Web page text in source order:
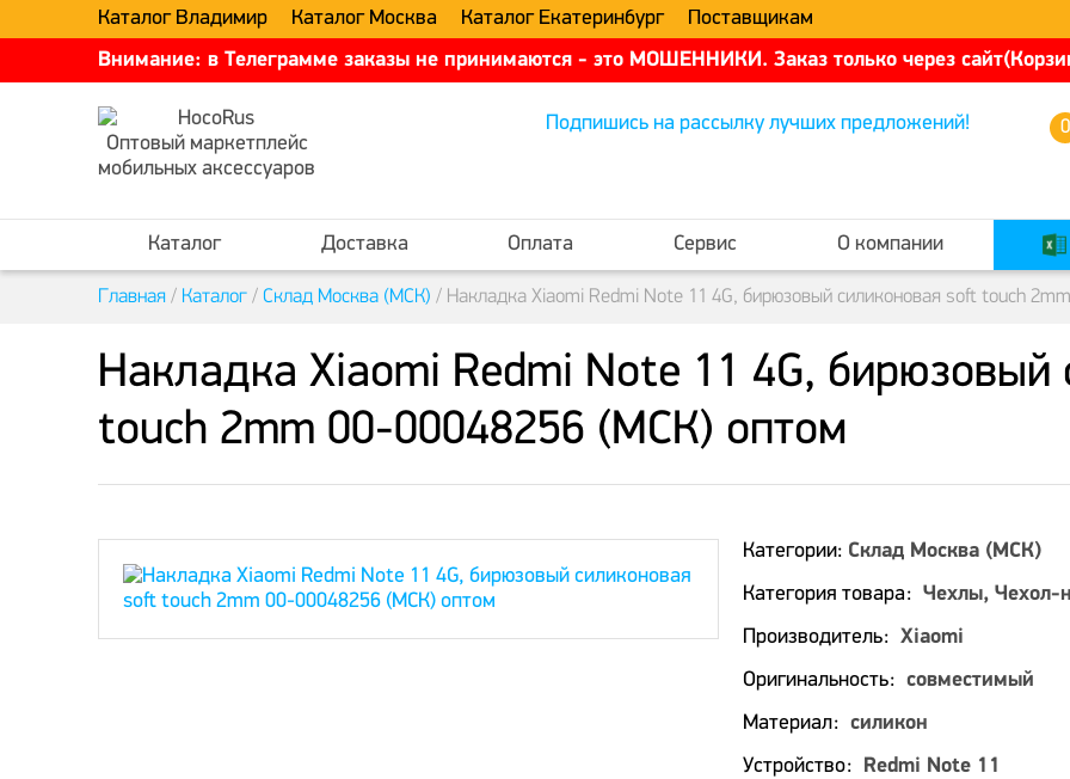
Каталог Владимир Каталог Москва Каталог Екатеринбург
Поставщикам
Внимание: в Телеграмме заказы не принимаются - это МОШЕННИКИ. Заказ только через
Оптовый маркетплейс
мобильных аксессуаров
Подпишись на рассылку лучших предложений! 0
Каталог Доставка Оплата Сервис О компании
Главная / Каталог / Склад Москва (МСК) / Накладка Xiaomi Redmi Note 11 4G, бирюзовый силиконовая soft touch
Накладка Xiaomi Redmi Note 11 4G, бирюзовый
touch 2mm 00-00048256 (МСК) оптом
Категории: Склад Москва (МСК)
Категория товара Чехлы, Чехол-
Производитель Xiaomi
Оригинальность совместимый
Материал силикон
Устройство
Redmi Note 11